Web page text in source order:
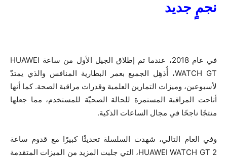
نجمٍ جديد
في عام 2018، عندما تم إطلاق الجيل الأول من ساعة HUAWEI
WATCH GT، أُذهِل الجميع بعمر البطارية المنافس والذي يمتدّ
لأسبوعين، وميزات التمارين العلمية وقدرات مراقبة الصحة. كما أنها
أتاحت المراقبة المستمرة للحالة الصحيّة للمستخدم، مما جعلها
منتجًا ناجحًا في مجال الساعات الذكية.
وفي العام التالي، شهدت السلسلة تحديثًا كبيرًا مع قدوم ساعة
HUAWEI WATCH GT 2، التي جلبت المزيد من الميزات المتقدمة